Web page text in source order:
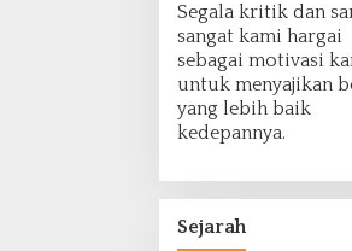
Segala kritik dan
sangat kami hargai
sebagai motivasi
untuk menyajikan
yang lebih baik
kedepannya.
Sejarah